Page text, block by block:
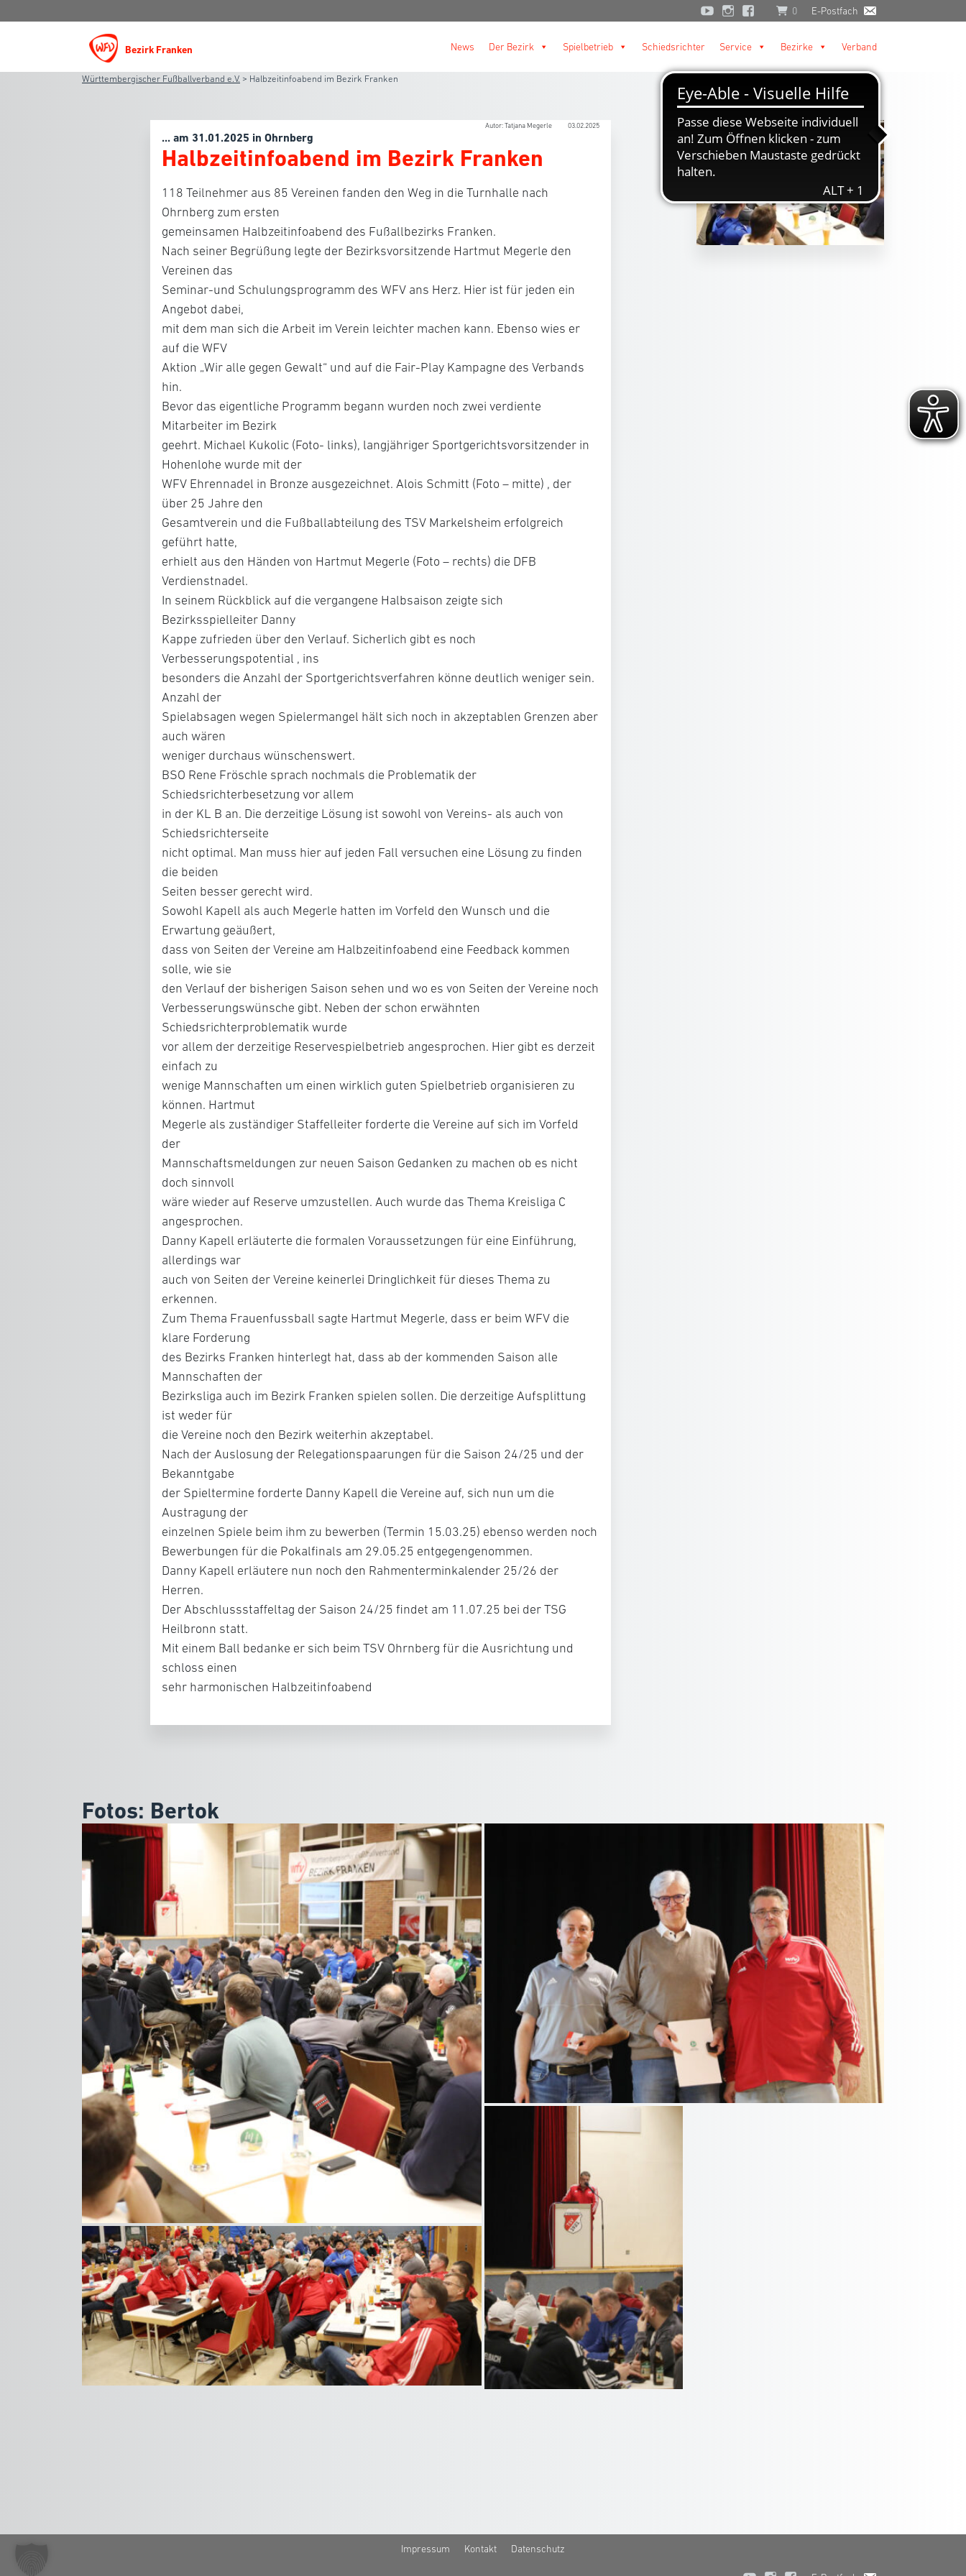
0 E-Postfach
Bezirk Franken News Der Bezirk Spielbetrieb Schiedsrichter Service Bezirke Verband
Württembergischer Fußballverband e.V. > Halbzeitinfoabend im Bezirk Franken
Autor: Tatjana Megerle 03.02.2025
... am 31.01.2025 in Ohrnberg
Halbzeitinfoabend im Bezirk Franken
118 Teilnehmer aus 85 Vereinen fanden den Weg in die Turnhalle nach
Ohrnberg zum ersten
gemeinsamen Halbzeitinfoabend des Fußallbezirks Franken.
Nach seiner Begrüßung legte der Bezirksvorsitzende Hartmut Megerle den
Vereinen das
Seminar-und Schulungsprogramm des WFV ans Herz. Hier ist für jeden ein
Angebot dabei,
mit dem man sich die Arbeit im Verein leichter machen kann. Ebenso wies er
auf die WFV
Aktion „Wir alle gegen Gewalt“ und auf die Fair-Play Kampagne des Verbands
hin.
Bevor das eigentliche Programm begann wurden noch zwei verdiente
Mitarbeiter im Bezirk
geehrt. Michael Kukolic (Foto- links), langjähriger Sportgerichtsvorsitzender in
Hohenlohe wurde mit der
WFV Ehrennadel in Bronze ausgezeichnet. Alois Schmitt (Foto – mitte) , der
über 25 Jahre den
Gesamtverein und die Fußballabteilung des TSV Markelsheim erfolgreich
geführt hatte,
erhielt aus den Händen von Hartmut Megerle (Foto – rechts) die DFB
Verdienstnadel.
In seinem Rückblick auf die vergangene Halbsaison zeigte sich
Bezirksspielleiter Danny
Kappe zufrieden über den Verlauf. Sicherlich gibt es noch
Verbesserungspotential , ins
besonders die Anzahl der Sportgerichtsverfahren könne deutlich weniger sein.
Anzahl der
Spielabsagen wegen Spielermangel hält sich noch in akzeptablen Grenzen aber
auch wären
weniger durchaus wünschenswert.
BSO Rene Fröschle sprach nochmals die Problematik der
Schiedsrichterbesetzung vor allem
in der KL B an. Die derzeitige Lösung ist sowohl von Vereins- als auch von
Schiedsrichterseite
nicht optimal. Man muss hier auf jeden Fall versuchen eine Lösung zu finden
die beiden
Seiten besser gerecht wird.
Sowohl Kapell als auch Megerle hatten im Vorfeld den Wunsch und die
Erwartung geäußert,
dass von Seiten der Vereine am Halbzeitinfoabend eine Feedback kommen
solle, wie sie
den Verlauf der bisherigen Saison sehen und wo es von Seiten der Vereine noch
Verbesserungswünsche gibt. Neben der schon erwähnten
Schiedsrichterproblematik wurde
vor allem der derzeitige Reservespielbetrieb angesprochen. Hier gibt es derzeit
einfach zu
wenige Mannschaften um einen wirklich guten Spielbetrieb organisieren zu
können. Hartmut
Megerle als zuständiger Staffelleiter forderte die Vereine auf sich im Vorfeld
der
Mannschaftsmeldungen zur neuen Saison Gedanken zu machen ob es nicht
doch sinnvoll
wäre wieder auf Reserve umzustellen. Auch wurde das Thema Kreisliga C
angesprochen.
Danny Kapell erläuterte die formalen Voraussetzungen für eine Einführung,
allerdings war
auch von Seiten der Vereine keinerlei Dringlichkeit für dieses Thema zu
erkennen.
Zum Thema Frauenfussball sagte Hartmut Megerle, dass er beim WFV die
klare Forderung
des Bezirks Franken hinterlegt hat, dass ab der kommenden Saison alle
Mannschaften der
Bezirksliga auch im Bezirk Franken spielen sollen. Die derzeitige Aufsplittung
ist weder für
die Vereine noch den Bezirk weiterhin akzeptabel.
Nach der Auslosung der Relegationspaarungen für die Saison 24/25 und der
Bekanntgabe
der Spieltermine forderte Danny Kapell die Vereine auf, sich nun um die
Austragung der
einzelnen Spiele beim ihm zu bewerben (Termin 15.03.25) ebenso werden noch
Bewerbungen für die Pokalfinals am 29.05.25 entgegengenommen.
Danny Kapell erläutere nun noch den Rahmenterminkalender 25/26 der
Herren.
Der Abschlussstaffeltag der Saison 24/25 findet am 11.07.25 bei der TSG
Heilbronn statt.
Mit einem Ball bedanke er sich beim TSV Ohrnberg für die Ausrichtung und
schloss einen
sehr harmonischen Halbzeitinfoabend
Fotos: Bertok
Impressum Kontakt Datenschutz